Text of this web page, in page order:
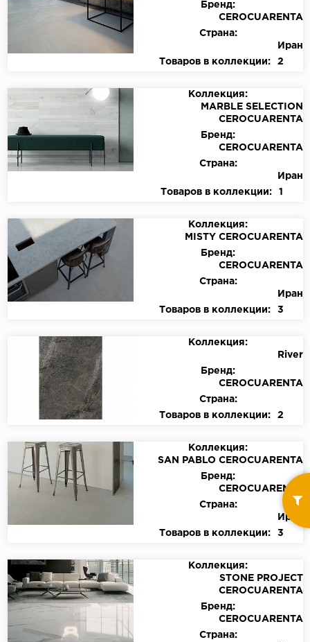
Бренд:
CEROCUARENTA
Страна:
Иран
Товаров в коллекции:
2
Коллекция:
MARBLE SELECTION
CEROCUARENTA
Бренд:
CEROCUARENTA
Страна:
Иран
Товаров в коллекции:
1
Коллекция:
MISTY CEROCUARENTA
Бренд:
CEROCUARENTA
Страна:
Иран
Товаров в коллекции:
3
Коллекция:
River
Бренд:
CEROCUARENTA
Страна:
Товаров в коллекции:
2
Коллекция:
SAN PABLO CEROCUARENTA
Бренд:
CEROCUARENTA
Страна:
Иран
Товаров в коллекции:
3
Коллекция:
STONE PROJECT
CEROCUARENTA
Бренд:
CEROCUARENTA
Страна: